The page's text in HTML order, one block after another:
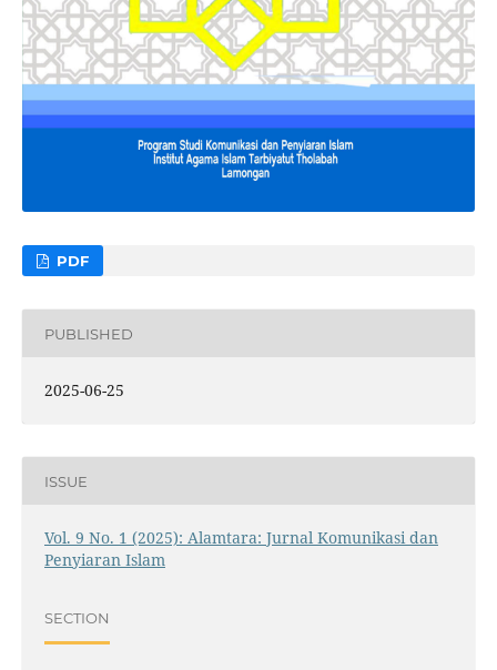
PDF
PUBLISHED
2025-06-25
ISSUE
Vol. 9 No. 1 (2025): Alamtara: Jurnal Komunikasi dan
Penyiaran Islam
SECTION